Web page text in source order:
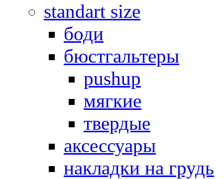
standart size
боди
бюстгальтеры
pushup
мягкие
твердые
аксессуары
накладки на грудь